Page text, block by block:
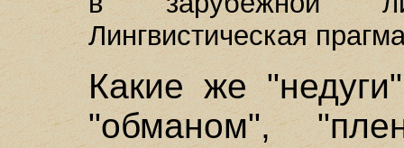
Лингвистическая
Какие же
"обманом",